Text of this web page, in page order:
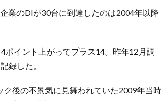
業のDIが30台に到達したのは2004年以降
ポイント上がってプラス14。昨年12月調
録した。
後の不景気に見舞われていた2009年当時